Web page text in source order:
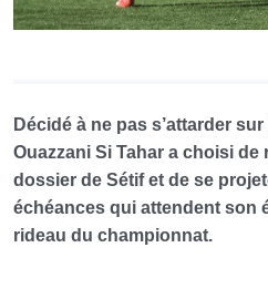
Décidé à ne pas s’attarder
Ouazzani Si Tahar a choisi de
dossier de Sétif et de se
échéances qui attendent son
rideau du championnat.